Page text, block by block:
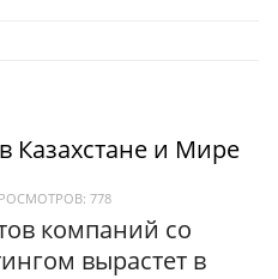
Казахстане и Мире
778
компаний со
вырастет в